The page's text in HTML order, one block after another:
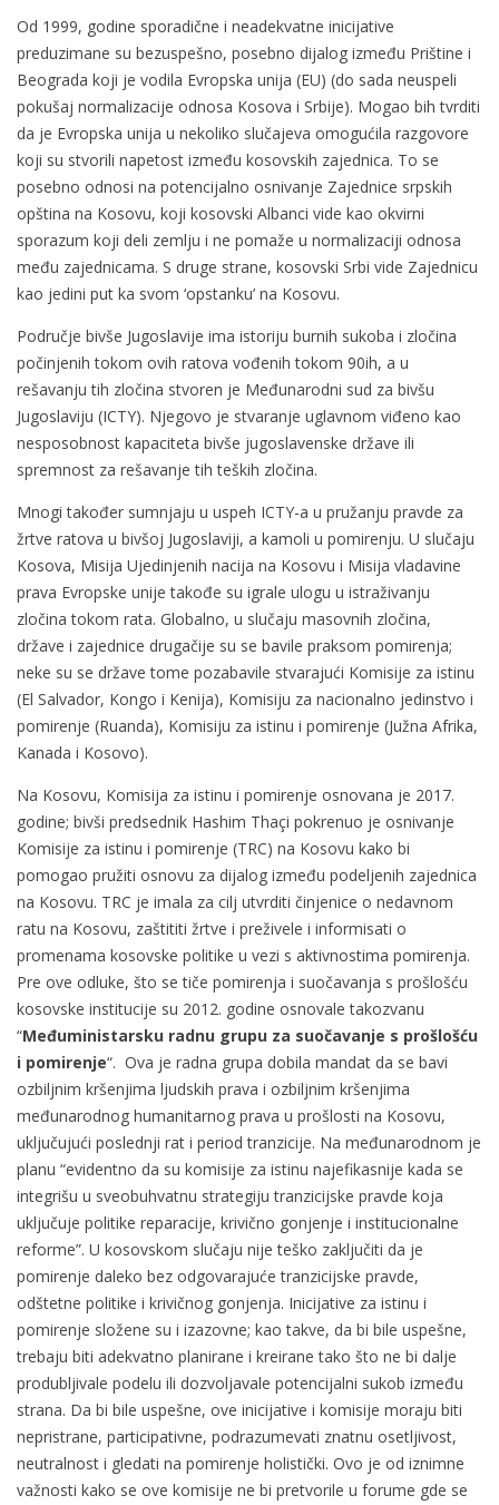
Od 1999, godine sporadične i neadekvatne inicijative
preduzimane su bezuspešno, posebno dijalog između Prištine i
Beograda koji je vodila Evropska unija (EU) (do sada neuspeli
pokušaj normalizacije odnosa Kosova i Srbije). Mogao bih tvrditi
da je Evropska unija u nekoliko slučajeva omogućila razgovore
koji su stvorili napetost između kosovskih zajednica. To se
posebno odnosi na potencijalno osnivanje Zajednice srpskih
opština na Kosovu, koji kosovski Albanci vide kao okvirni
sporazum koji deli zemlju i ne pomaže u normalizaciji odnosa
među zajednicama. S druge strane, kosovski Srbi vide Zajednicu
kao jedini put ka svom ‘opstanku’ na Kosovu.
Područje bivše Jugoslavije ima istoriju burnih sukoba i zločina
počinjenih tokom ovih ratova vođenih tokom 90ih, a u
rešavanju tih zločina stvoren je Međunarodni sud za bivšu
Jugoslaviju (ICTY). Njegovo je stvaranje uglavnom viđeno kao
nesposobnost kapaciteta bivše jugoslavenske države ili
spremnost za rešavanje tih teških zločina.
Mnogi također sumnjaju u uspeh ICTY-a u pružanju pravde za
žrtve ratova u bivšoj Jugoslaviji, a kamoli u pomirenju. U slučaju
Kosova, Misija Ujedinjenih nacija na Kosovu i Misija vladavine
prava Evropske unije takođe su igrale ulogu u istraživanju
zločina tokom rata. Globalno, u slučaju masovnih zločina,
države i zajednice drugačije su se bavile praksom pomirenja;
neke su se države tome pozabavile stvarajući Komisije za istinu
(El Salvador, Kongo i Kenija), Komisiju za nacionalno jedinstvo i
pomirenje (Ruanda), Komisiju za istinu i pomirenje (Južna Afrika,
Kanada i Kosovo).
Na Kosovu, Komisija za istinu i pomirenje osnovana je 2017.
godine; bivši predsednik Hashim Thaçi pokrenuo je osnivanje
Komisije za istinu i pomirenje (TRC) na Kosovu kako bi
pomogao pružiti osnovu za dijalog između podeljenih zajednica
na Kosovu. TRC je imala za cilj utvrditi činjenice o nedavnom
ratu na Kosovu, zaštititi žrtve i preživele i informisati o
promenama kosovske politike u vezi s aktivnostima pomirenja.
Pre ove odluke, što se tiče pomirenja i suočavanja s prošlošću
kosovske institucije su 2012. godine osnovale takozvanu
“Međuministarsku radnu grupu za suočavanje s prošlošću
i pomirenje“. Ova je radna grupa dobila mandat da se bavi
ozbiljnim kršenjima ljudskih prava i ozbiljnim kršenjima
međunarodnog humanitarnog prava u prošlosti na Kosovu,
uključujući poslednji rat i period tranzicije. Na međunarodnom je
planu “evidentno da su komisije za istinu najefikasnije kada se
integrišu u sveobuhvatnu strategiju tranzicijske pravde koja
uključuje politike reparacije, krivično gonjenje i institucionalne
reforme”. U kosovskom slučaju nije teško zaključiti da je
pomirenje daleko bez odgovarajuće tranzicijske pravde,
odštetne politike i krivičnog gonjenja. Inicijative za istinu i
pomirenje složene su i izazovne; kao takve, da bi bile uspešne,
trebaju biti adekvatno planirane i kreirane tako što ne bi dalje
produbljivale podelu ili dozvoljavale potencijalni sukob između
strana. Da bi bile uspešne, ove inicijative i komisije moraju biti
nepristrane, participativne, podrazumevati znatnu osetljivost,
neutralnost i gledati na pomirenje holistički. Ovo je od iznimne
važnosti kako se ove komisije ne bi pretvorile u forume gde se